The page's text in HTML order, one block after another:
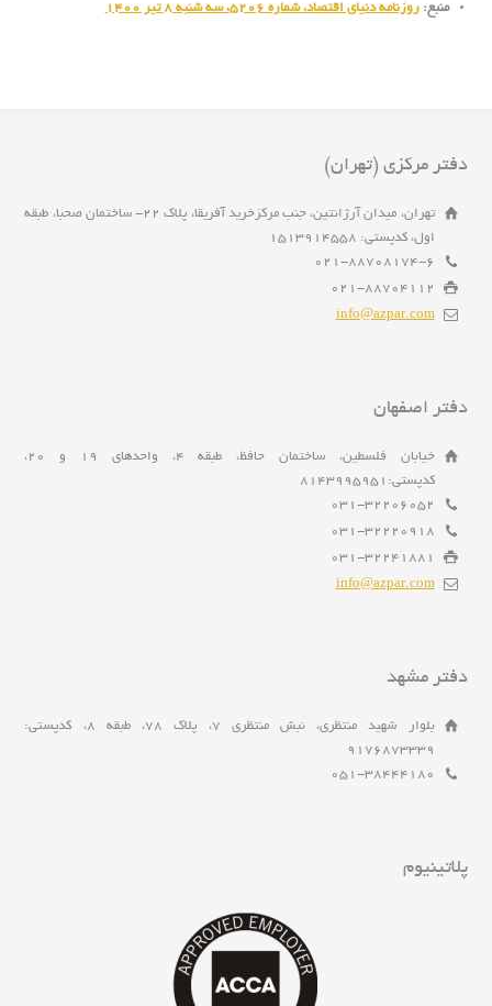
منبع:روزنامه دنیای اقتصاد، شماره 5206، سه شنبه 8 تیر 1400
دفتر مرکزی (تهران)
تهران، میدان آرژانتین، جنب مرکزخرید آفریقا، پلاک 22- ساختمان صحبا، طبقه
اول، کدپستی: 1513914558
021-88708174-6
021-88704112
info@azpar.com
دفتر اصفهان
خیابان فلسطین، ساختمان حافظ، طبقه 4، واحدهای 19 و 20،
کدپستی:8143995951
031-32206052
031-32220918
031-32241881
info@azpar.com
دفتر مشهد
بلوار شهید منتظری، نبش منتظری 7، پلاک 78، طبقه 8، کدپستی:
9176873339
051-38444180
پلاتینیوم